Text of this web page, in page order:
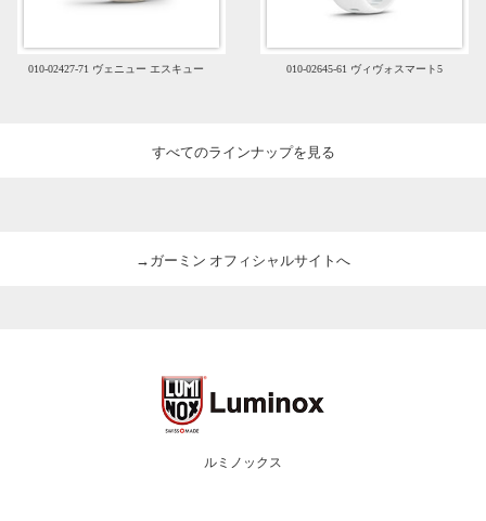
010-02427-71 ヴェニュー エスキュー 010-02645-61 ヴィヴォスマート5
すべてのラインナップを見る
→ガーミン オフィシャルサイトへ
ルミノックス